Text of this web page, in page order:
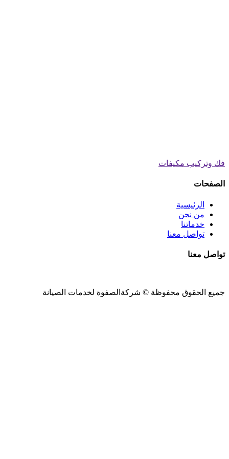
فك وتركيب مكيفات
الصفحات
الرئيسية
من نحن
خدماتنا
تواصل معنا
تواصل معنا
جميع الحقوق محفوظة © شركةالصفوة لخدمات الصيانة